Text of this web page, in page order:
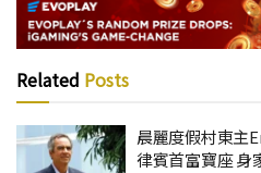
Related Posts
晨麗度假村東主
律賓首富寶座 身